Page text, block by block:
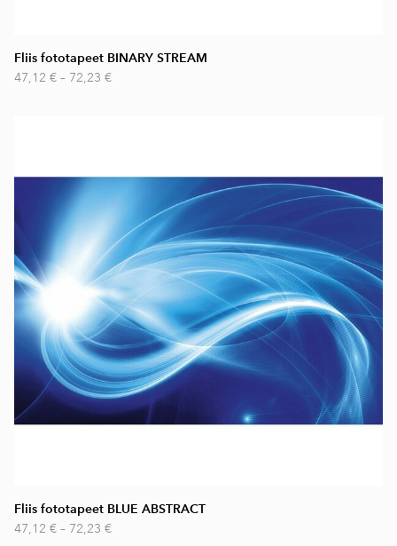
Fliis fototapeet BINARY STREAM
47,12 € – 72,23 €
Fliis fototapeet BLUE ABSTRACT
47,12 € – 72,23 €